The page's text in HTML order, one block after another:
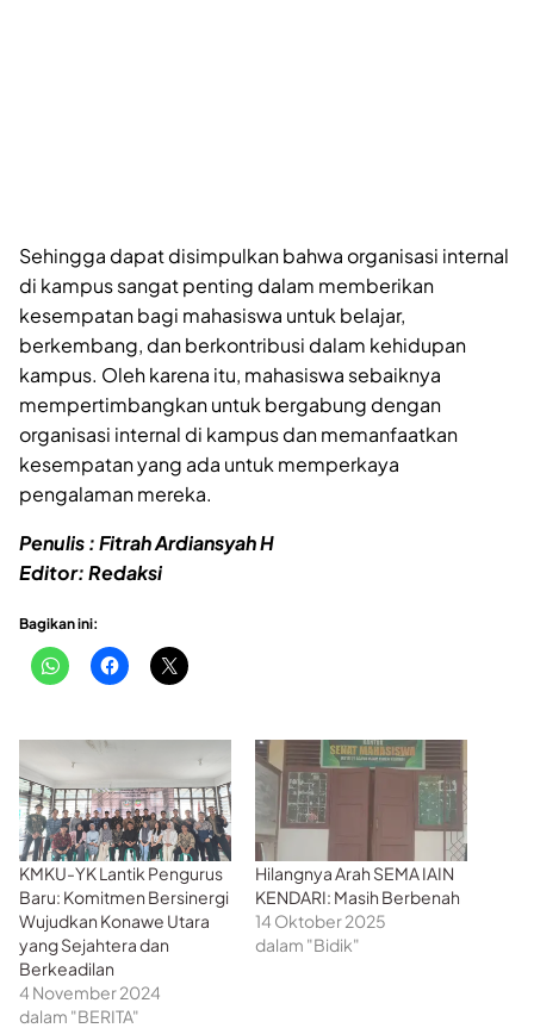
Sehingga dapat disimpulkan bahwa organisasi internal
di kampus sangat penting dalam memberikan
kesempatan bagi mahasiswa untuk belajar,
berkembang, dan berkontribusi dalam kehidupan
kampus. Oleh karena itu, mahasiswa sebaiknya
mempertimbangkan untuk bergabung dengan
organisasi internal di kampus dan memanfaatkan
kesempatan yang ada untuk memperkaya
pengalaman mereka.
Penulis : Fitrah Ardiansyah H
Editor: Redaksi
Bagikan ini:
KMKU-YK Lantik Pengurus
Baru: Komitmen Bersinergi
Wujudkan Konawe Utara
yang Sejahtera dan
Berkeadilan
4 November 2024
dalam "BERITA"
Hilangnya Arah SEMA IAIN
KENDARI: Masih Berbenah
14 Oktober 2025
dalam "Bidik"